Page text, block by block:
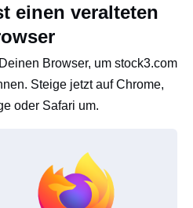
einen veralteten
Browser, um stock3.com
Steige jetzt auf Chrome,
oder Safari um.